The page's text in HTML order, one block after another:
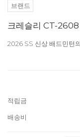
브랜드
크레슬리 CT-
2026 SS 신상 배드민턴
적립금
배송비